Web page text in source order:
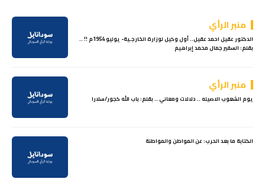
منبر الرأي
الدكتور عقيل احمد عقيل.. أول وكيل لوزارة الخارجـية- يوليو 1954م !! ..
بقلم: السفير جمال محمد إبراهيم
منبر الرأي
يوم الشعوب الاصيله .. دلالات ومعاني .. بقلم: باب الله كجور/سلارا
الكتابة ما بعد الحرب: عن المواطن والمواطنة